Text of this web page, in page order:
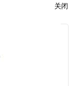
在交易所规定
逾期未办的，
品质量符合规
发货速度等责
关闭